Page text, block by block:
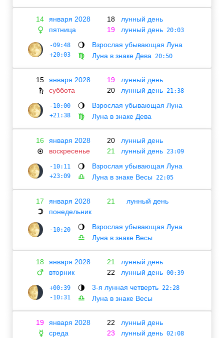
14 января 2028
♀ пятница
18
лунный день
19
лунный день 20:03
-09:48
+20:03
🌖 Взрослая убывающая Луна
♍ Луна в знаке Дева 20:50
15 января 2028
♄ суббота
19
лунный день
20
лунный день 21:38
-10:00
+21:38
🌖 Взрослая убывающая Луна
♍ Луна в знаке Дева
16 января 2028
☉ воскресенье
20
лунный день
21
лунный день 23:09
-10:11
+23:09
🌖 Взрослая убывающая Луна
♎ Луна в знаке Весы 22:05
17 января 2028
☽ понедельник
21 лунный день
-10:20 🌖 Взрослая убывающая Луна
♎ Луна в знаке Весы
18 января 2028
♂ вторник
21
лунный день
22
лунный день 00:39
+00:39
-10:31
🌗 3-я лунная четверть 22:28
♎
Луна в знаке Весы
19 января 2028
☿ среда
22
лунный день
23
лунный день 02:08